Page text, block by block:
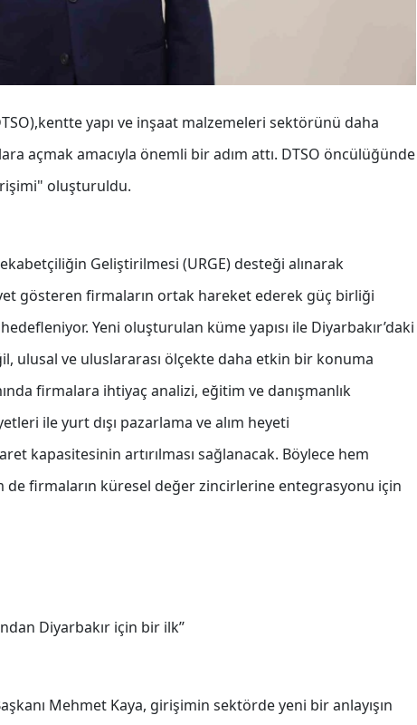
yapı ve inşaat malzemeleri sektörünü daha
açmak amacıyla önemli bir adım attı. DTSO öncülüğünde
oluşturuldu.
Geliştirilmesi (URGE) desteği alınarak
gösteren firmaların ortak hareket ederek güç birliği
Yeni oluşturulan küme yapısı ile Diyarbakır’daki
ulusal ve uluslararası ölçekte daha etkin bir konuma
firmalara ihtiyaç analizi, eğitim ve danışmanlık
ile yurt dışı pazarlama ve alım heyeti
kapasitesinin artırılması sağlanacak. Böylece hem
firmaların küresel değer zincirlerine entegrasyonu için
Diyarbakır için bir ilk’’
Mehmet Kaya, girişimin sektörde yeni bir anlayışın